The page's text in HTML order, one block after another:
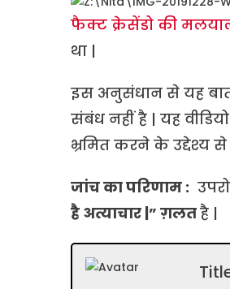
फैक्ट क्रेसेंडो की
था |
इस अनुसंधान से यह बात
संबंध नहीं है | यह
भ्रमित करने के उद्देश्य
जांच का परिणाम :
है अत्याचार |” ग़लतहै |